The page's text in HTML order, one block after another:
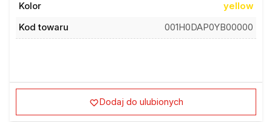
Kolor
yellow
Kod towaru
001H0DAP0YB00000
Dodaj do ulubionych